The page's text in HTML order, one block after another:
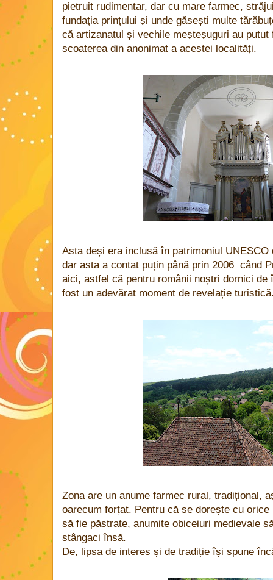
pietruit rudimentar, dar cu mare farmec,
fundația prințului și unde găsești multe
că artizanatul și vechile meșteșuguri au
scoaterea din anonimat a acestei localități.
Asta deși era inclusă în patrimoniul UNESCO
dar asta a contat puțin până prin 2006 când
aici, astfel că pentru românii noștri dornici de
fost un adevărat moment de revelație
Zona are un anume farmec rural, tradițional,
oarecum forțat. Pentru că se dorește cu
să fie păstrate, anumite obiceiuri medievale
stângaci însă.
De, lipsa de interes și de tradiție își spune